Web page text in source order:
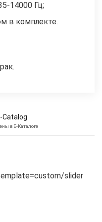
14000 Гц;
в комплекте.
Catalog
в Е-Каталоге
slider